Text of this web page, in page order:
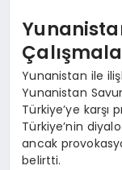
Yunanistan ile
Yunanistan
Türkiye’ye karşı
Türkiye’nin
ancak
belirtti.